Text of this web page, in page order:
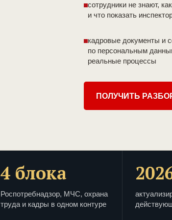
сотрудники не знают,
и что показать
кадровые документы и
по персональным
реальные процессы
ПОЛУЧИТЬ
4 блока
Роспотребнадзор, МЧС, охрана
труда и кадры в одном контуре